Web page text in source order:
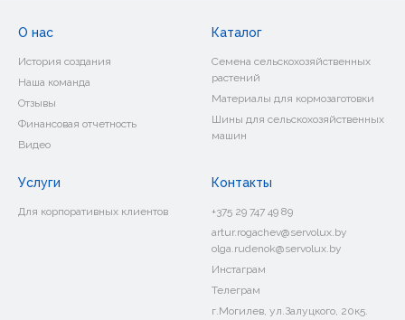
О нас
История создания
Наша команда
Отзывы
Финансовая отчетность
Видео
Каталог
Семена сельскохозяйственных
растений
Материалы для кормозаготовки
Шины для сельскохозяйственных
машин
Услуги
Для корпоративных клиентов
Контакты
+375 29 747 49 89
artur.rogachev@servolux.by
olga.rudenok@servolux.by
Инстаграм
Телеграм
г.Могилев, ул.Залуцкого, 20к5.